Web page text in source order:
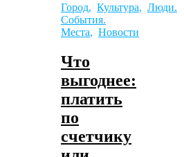
Город, Культура, Люди.
События.
Места, Новости
Что
выгоднее:
платить
по
счетчику